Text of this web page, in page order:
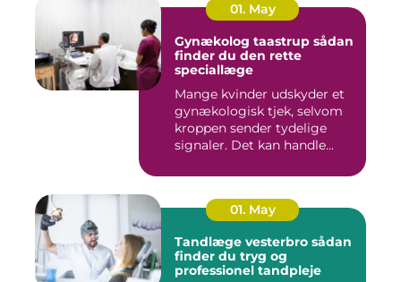
01. May
Gynækolog taastrup sådan
finder du den rette
speciallæge
Mange kvinder udskyder et
gynækologisk tjek, selvom
kroppen sender tydelige
signaler. Det kan handle...
01. May
Tandlæge vesterbro sådan
finder du tryg og
professionel tandpleje